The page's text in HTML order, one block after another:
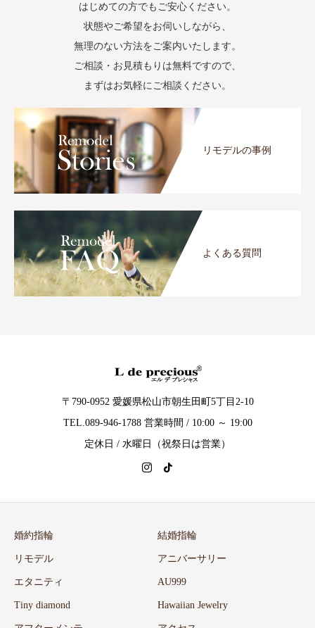
はじめての方でもご安心ください。
状態やご希望をお伺いしながら、
無理のない方法をご案内いたします。
ご相談・お見積もりは無料ですので、
まずはお気軽にご相談ください。
リモデルの事例
よくある質問
〒790-0952 愛媛県松山市朝生田町5丁目2-10
TEL.089-946-1788 営業時間 / 10:00 ～ 19:00
定休日 / 水曜日（祝祭日は営業）
婚約指輪 結婚指輪
リモデル アニバーサリー
エタニティ AU999
Tiny diamond Hawaiian Jewelry